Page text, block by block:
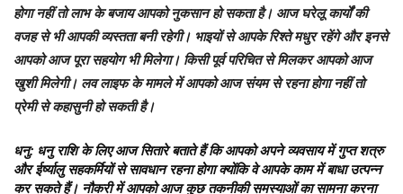
होगा नहीं तो लाभ के बजाय आपको नुकसान हो सकता है। आज घरेलू कार्यों की
वजह से भी आपकी व्यस्तता बनी रहेगी। भाइयों से आपके रिश्ते मधुर रहेंगे और इनसे
आपको आज पूरा सहयोग भी मिलेगा। किसी पूर्व परिचित से मिलकर आपको आज
खुशी मिलेगी। लव लाइफ के मामले में आपको आज संयम से रहना होगा नहीं तो
प्रेमी से कहासुनी हो सकती है।
धनु: धनु राशि के लिए आज सितारे बताते हैं कि आपको अपने व्यवसाय में गुप्त शत्रु
और ईर्ष्यालु सहकर्मियों से सावधान रहना होगा क्योंकि वे आपके काम में बाधा उत्पन्न
कर सकते हैं। नौकरी में आपको आज कुछ तकनीकी समस्याओं का सामना करना